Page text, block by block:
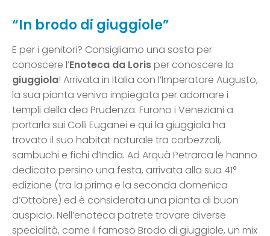
“In brodo di giuggiole”
E per i genitori? Consigliamo una sosta per
conoscere l’Enoteca da Lorisper conoscere la
giuggiola! Arrivata in Italia con l’Imperatore Augusto,
la sua pianta veniva impiegata per adornare i
templi della dea Prudenza. Furono i Veneziani a
portarla sui Colli Euganei e qui la giuggiola ha
trovato il suo habitat naturale tra corbezzoli,
sambuchi e fichi d’India. Ad Arquà Petrarca le hanno
dedicato persino una festa, arrivata alla sua 41°
edizione (tra la prima e la seconda domenica
d’Ottobre) ed è considerata una pianta di buon
auspicio. Nell’enoteca potrete trovare diverse
specialità, come il famoso Brodo di giuggiole, un mix